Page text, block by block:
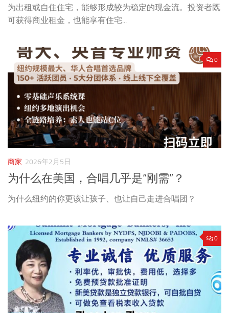
为出租或自住住宅，能够形成较为稳定的现金流。投资者既
可获得商业租金，也能享有住宅...
0
商家 2026年2月5日
为什么在美国，合唱几乎是“刚需”？
为什么纽约的你更该让孩子、也让自己走进合唱团？
0